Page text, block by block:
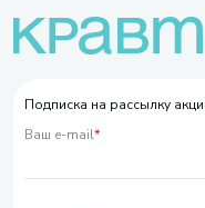
Подписка на рассылку
Ваш e-mail*